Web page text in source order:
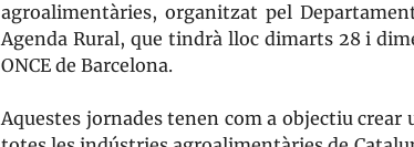
agroalimentàries, organitzat pel
Agenda Rural, que tindrà lloc dimarts 28 i
ONCE de Barcelona.
Aquestes jornades tenen com a objectiu crear